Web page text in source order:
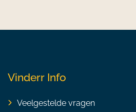
Vinderr Info
Veelgestelde vragen